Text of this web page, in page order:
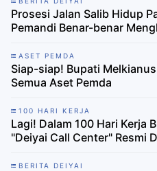
Prosesi Jalan Salib Hidup
Pemandi Benar-benar
ASET PEMDA
Siap-siap! Bupati
Semua Aset Pemda
100 HARI KERJA
Lagi! Dalam 100 Hari Kerja
"Deiyai Call Center" Resmi
BERITA DEIYAI